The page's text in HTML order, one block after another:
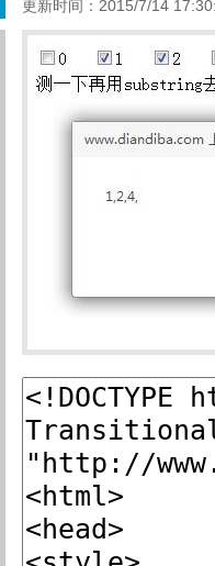
更新时间：2015/7/14